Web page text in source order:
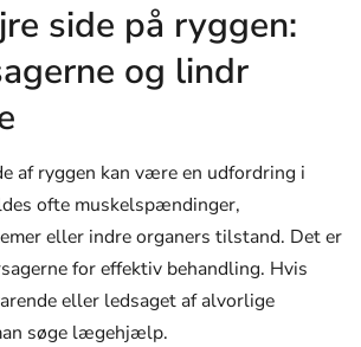
side på ryggen:
og lindr
af ryggen kan være en udfordring i
ofte muskelspændinger,
eller indre organers tilstand. Det er
for effektiv behandling. Hvis
eller ledsaget af alvorlige
søge lægehjælp.